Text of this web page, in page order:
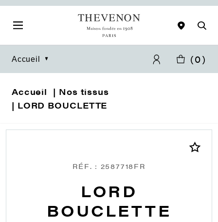
Accueil (0)
Accueil
Nos tissus
LORD BOUCLETTE
RÉF. : 2587718FR
LORD
BOUCLETTE